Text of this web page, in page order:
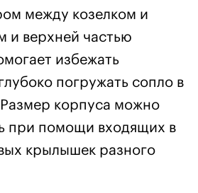
между козелком и
и верхней частью
избежать
погружать сопло в
корпуса можно
при помощи входящих в
крылышек разного